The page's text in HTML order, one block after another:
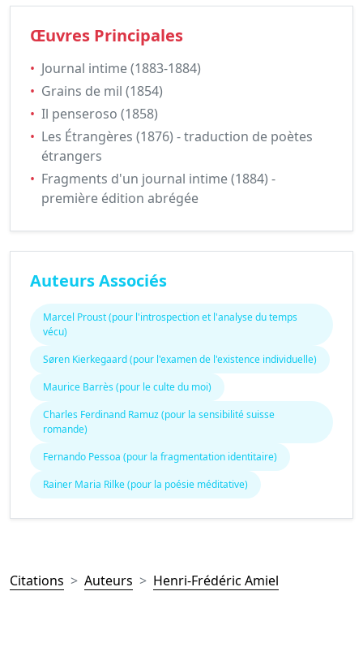
Œuvres Principales
• Journal intime (1883-1884)
• Grains de mil (1854)
• Il penseroso (1858)
• Les Étrangères (1876) - traduction de poètes
étrangers
• Fragments d'un journal intime (1884) -
première édition abrégée
Auteurs Associés
Marcel Proust (pour l'introspection et l'analyse du temps
vécu)
Søren Kierkegaard (pour l'examen de l'existence individuelle)
Maurice Barrès (pour le culte du moi)
Charles Ferdinand Ramuz (pour la sensibilité suisse
romande)
Fernando Pessoa (pour la fragmentation identitaire)
Rainer Maria Rilke (pour la poésie méditative)
Citations Auteurs Henri-Frédéric Amiel